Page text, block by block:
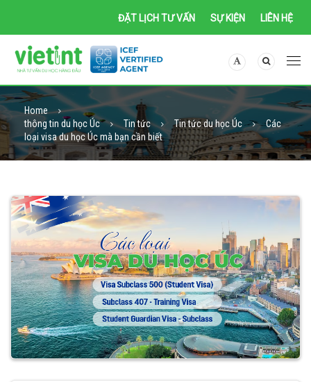
ĐẶT LỊCH TƯ VẤN SỰ KIỆN LIÊN HỆ
Home
thông tin du học Úc
Tin tức Tin tức du học Úc
Các
loại visa du học Úc mà bạn cần biết